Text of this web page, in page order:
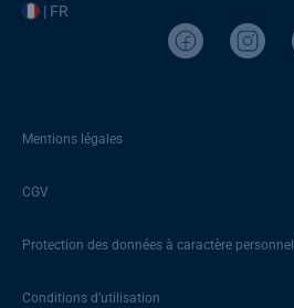
| FR
Mentions légales
CGV
Protection des données à caractère personnel
Conditions d’utilisation